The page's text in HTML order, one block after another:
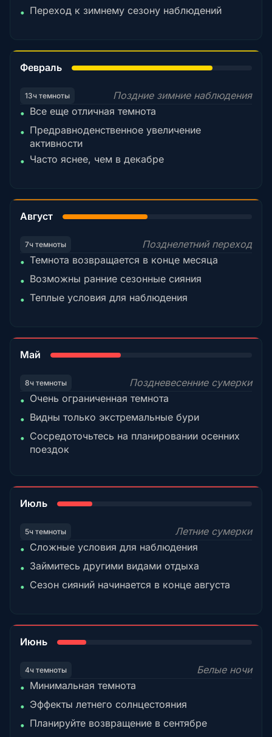
• Переход к зимнему сезону наблюдений
Февраль
13ч темноты
Поздние зимние наблюдения
• Все еще отличная темнота
• Предравноденственное увеличение
активности
• Часто яснее, чем в декабре
Август
7ч темноты
Позднелетний переход
• Темнота возвращается в конце месяца
• Возможны ранние сезонные сияния
• Теплые условия для наблюдения
Май
8ч темноты
Поздневесенние сумерки
• Очень ограниченная темнота
• Видны только экстремальные бури
• Сосредоточьтесь на планировании осенних
поездок
Июль
5ч темноты
Летние сумерки
• Сложные условия для наблюдения
• Займитесь другими видами отдыха
• Сезон сияний начинается в конце августа
Июнь
4ч темноты
Белые ночи
• Минимальная темнота
• Эффекты летнего солнцестояния
• Планируйте возвращение в сентябре